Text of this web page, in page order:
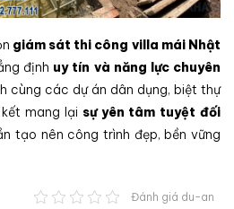
giám sát thi công villa mái Nhật
định uy tín và năng lực chuyên
cùng các dự án dân dụng, biệt thự
mang lại sự yên tâm tuyệt đối
tạo nên công trình đẹp, bền vững
Đánh giá du-an